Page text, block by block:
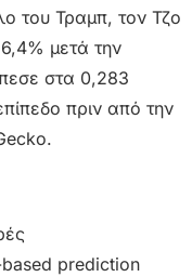
του Τραμπ, τον Τζο
μετά την
στα 0,283
πριν από την
based prediction